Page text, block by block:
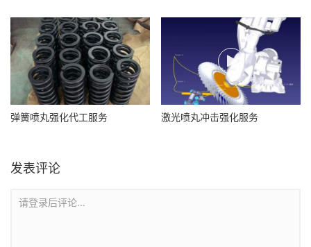
弹簧喷丸强化代工服务 激光喷丸冲击强化服务
发表评论
请登录后评论...